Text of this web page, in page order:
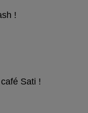
!
Sati !